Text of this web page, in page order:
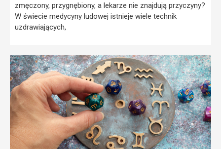
zmęczony, przygnębiony, a lekarze nie znajdują przyczyny?
W świecie medycyny ludowej istnieje wiele technik
uzdrawiających,